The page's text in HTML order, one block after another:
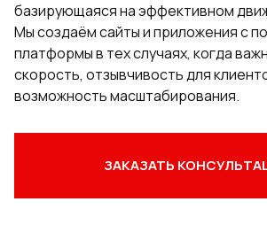
базирующаяся на эффективном
Мы создаём сайты и приложения с
платформы в тех случаях, когда
скорость, отзывчивость для
возможность масштабирования.
ЗАКАЗАТЬ